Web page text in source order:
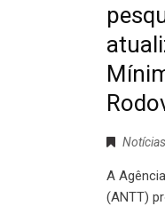
Notícias
A
(ANTT)